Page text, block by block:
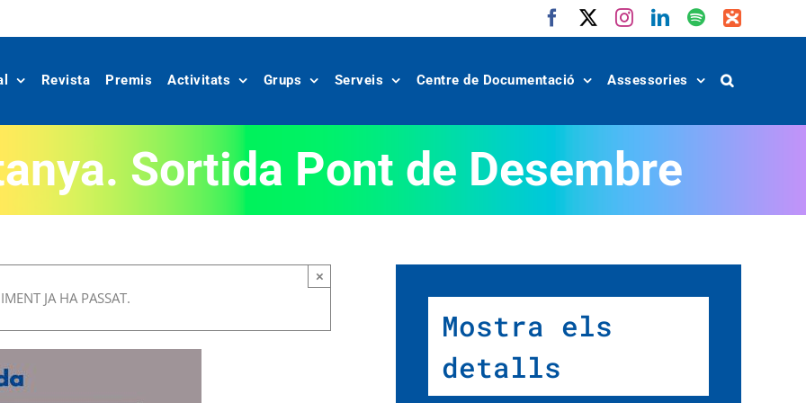
FacebookInstagram
LinkedIn
Spotify
IVoox
Revista Premis Activitats Grups Serveis Centre de Documentació Assessories
Sortida Pont de Desembre
JA HA PASSAT.
×
Mostra els
detalls